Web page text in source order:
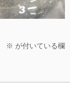
※ が付いている欄